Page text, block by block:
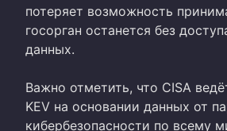
потеряет возможность
госорган останется без
данных.
Важно отметить, что CISA
KEV на основании данных от
кибербезопасности по всему